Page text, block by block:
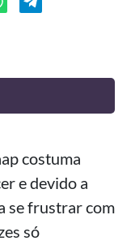
costuma
e devido a
se frustrar com
só